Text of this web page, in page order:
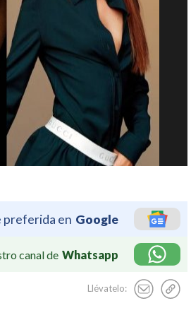
preferida en Google
canal de Whatsapp
Llévatelo: